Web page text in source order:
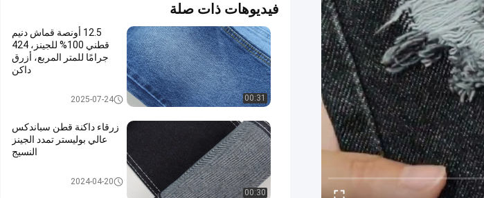
فيديوهات ذات صلة
00:31
12.5 أونصة قماش دنيم
قطني 100% للجينز، 424
جرامًا للمتر المربع، أزرق
داكن
100 نسيج قطن دينم
2025-07-24
00:30
زرقاء داكنة قطن سباندكس
عالي بوليستر تمدد الجينز
النسيج
تمتد قماش الدينيم2024-04-20